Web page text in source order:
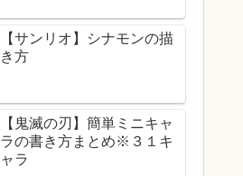
【サンリオ】シナモンの描
き方
【鬼滅の刃】簡単ミニキャ
ラの書き方まとめ※３１キ
ャラ